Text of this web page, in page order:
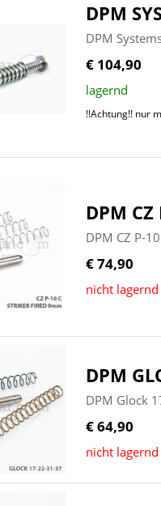
DPM
DPM
€ 104,90
lagernd
!!Achtung!! nur
DPM CZ
DPM CZ P-
€ 74,90
nicht lagernd
DPM
DPM Glock
€ 64,90
nicht lagernd